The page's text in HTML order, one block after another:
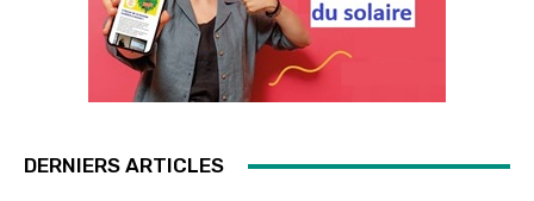
DERNIERS ARTICLES